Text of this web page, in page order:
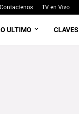
Contactenos TV en Vivo
ULTIMO CLAVES